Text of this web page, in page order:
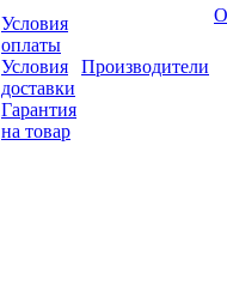
Условия
оплаты
Условия
доставки
Гарантия
на товар
Производители